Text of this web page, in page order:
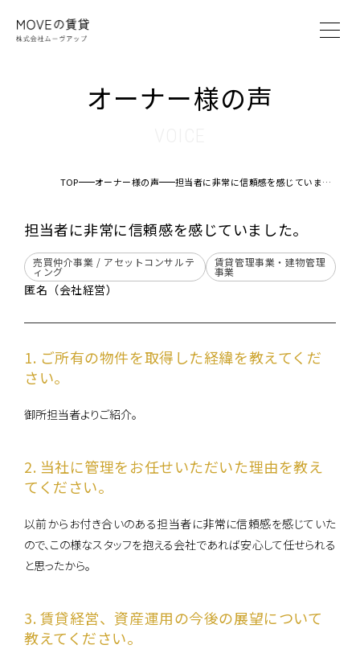
MOVEの賃貸とは
賃貸管理システム
ブログ
オーナー様へ
入居者様へ
お問い合わせ
オーナー様の声
TOP オーナー様の声 担当者に非常に信頼感を感じていました。
担当者に非常に信頼感を感じていました。
売買仲介事業 / アセットコンサルテ
ィング
賃貸管理事業・建物管理
事業
匿名（会社経営）
1. ご所有の物件を取得した経緯を教えてくだ
さい。
御所担当者よりご紹介。
2. 当社に管理をお任せいただいた理由を教え
てください。
以前からお付き合いのある担当者に非常に信頼感を感じていた
ので、この様なスタッフを抱える会社であれば安心して任せられる
と思ったから。
3. 賃貸経営、資産運用の今後の展望について
教えてください。